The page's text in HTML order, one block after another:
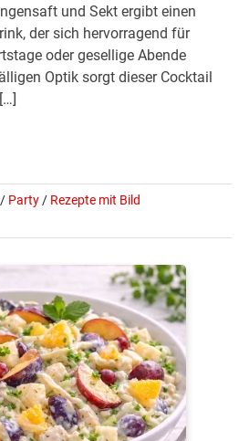
und Sekt ergibt einen
der sich hervorragend für
oder gesellige Abende
Optik sorgt dieser Cocktail
/ Party/ Rezepte mit Bild